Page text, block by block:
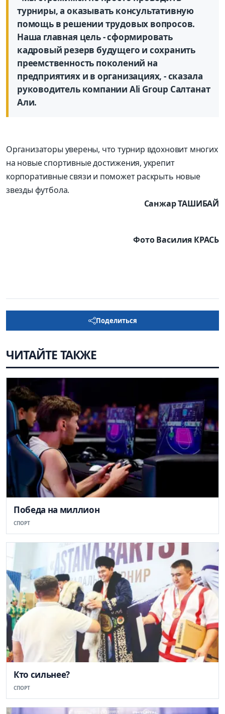
турниры, а оказывать консультативную
помощь в решении трудовых вопросов.
Наша главная цель - сформировать
кадровый резерв будущего и сохранить
преемственность поколений на
предприятиях и в организациях, - сказала
руководитель компании Ali Group Салтанат
Али.
Организаторы уверены, что турнир вдохновит многих
на новые спортивные достижения, укрепит
корпоративные связи и поможет раскрыть новые
звезды футбола.
Санжар ТАШИБАЙ
Фото Василия КРАСЬ
Поделиться
ЧИТАЙТЕ ТАКЖЕ
Победа на миллион
СПОРТ
Кто сильнее?
СПОРТ